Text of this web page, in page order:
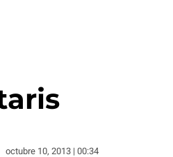
octubre 10, 2013 | 00:34